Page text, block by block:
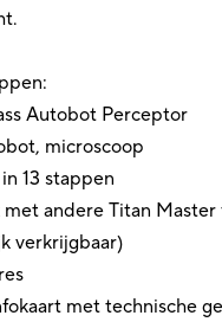
Autobot Perceptor
microscoop
13 stappen
andere Titan Master
verkrijgbaar)
met technische